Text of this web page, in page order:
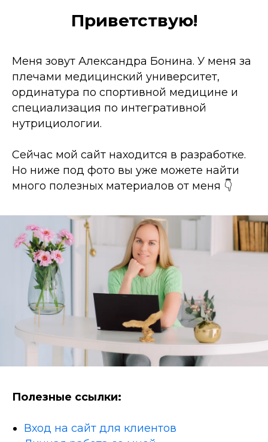
Приветствую!
Меня зовут Александра Бонина. У меня за
плечами медицинский университет,
ординатура по спортивной медицине и
специализация по интегративной
нутрициологии.
Сейчас мой сайт находится в разработке.
Но ниже под фото вы уже можете найти
много полезных материалов от меня 👇
Полезные ссылки:
Вход на сайт для клиентов